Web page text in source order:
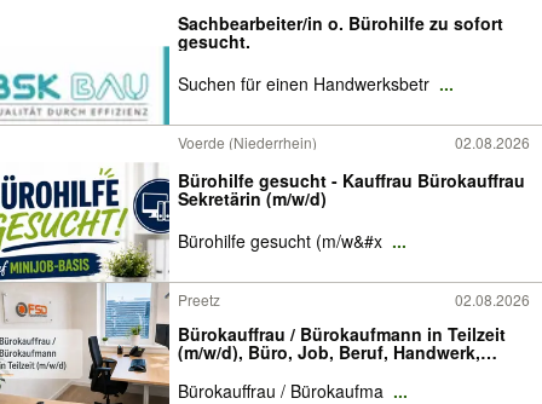
Sachbearbeiter/in o. Bürohilfe zu sofort
gesucht.
Suchen für einen Handwerksbetr ...
Voerde (Niederrhein) 02.08.2026
Bürohilfe gesucht - Kauffrau Bürokauffrau
Sekretärin (m/w/d)
Bürohilfe gesucht (m/w&#x ...
Preetz 02.08.2026
Bürokauffrau / Bürokaufmann in Teilzeit
(m/w/d), Büro, Job, Beruf, Handwerk,
Schleswig Holstein
Bürokauffrau / Bürokaufma ...